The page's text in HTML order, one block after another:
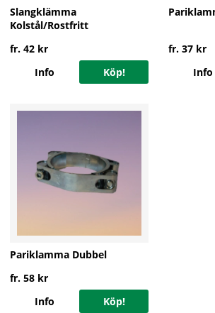
Slangklämma
Kolstål/Rostfritt
fr. 42 kr
Köp!
Info
fr. 37 kr
Info
Pariklamma Dubbel
fr. 58 kr
Köp!
Info